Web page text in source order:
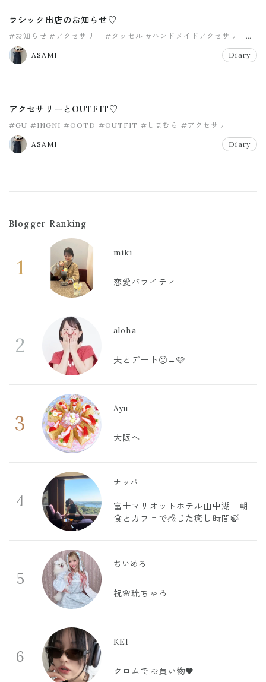
ラシック出店のお知らせ♡
#お知らせ #アクセサリー #タッセル #ハンドメイドアクセサリー
#ファー
ASAMI
Diary
アクセサリーとOUTFIT♡
#GU #INGNI #OOTD #OUTFIT #しまむら #アクセサリー
ASAMI Diary
Blogger Ranking
1
miki
恋愛バライティー
2
aloha
夫とデート🙂‍↔️🩷
3
Ayu
大阪へ
4
ナッパ
富士マリオットホテル山中湖｜朝
食とカフェで感じた癒し時間🍃
5
ちいめろ
祝🌸琉ちゃろ
6
KEI
クロムでお買い物🖤